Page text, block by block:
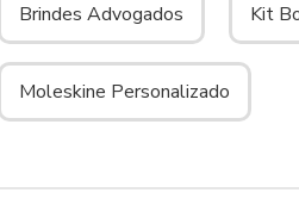
Brindes Advogados Kit
Moleskine Personalizado